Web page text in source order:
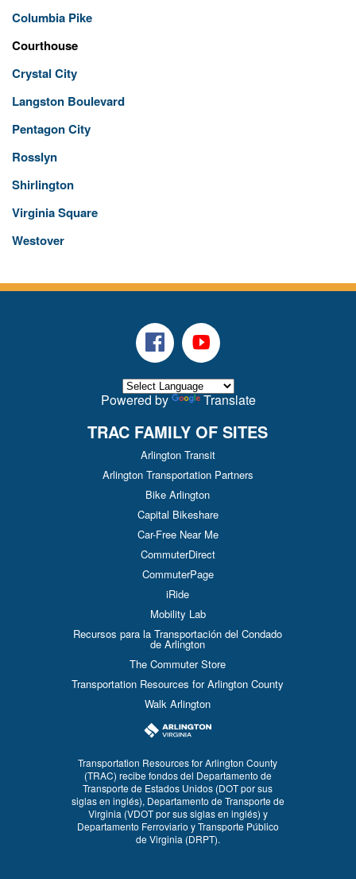
Columbia Pike
Courthouse
Crystal City
Langston Boulevard
Pentagon City
Rosslyn
Shirlington
Virginia Square
Westover
FacebookYoutube
Powered by Translate
TRAC FAMILY OF SITES
Arlington Transit
Arlington Transportation Partners
Bike Arlington
Capital Bikeshare
Car-Free Near Me
CommuterDirect
CommuterPage
iRide
Mobility Lab
Recursos para la Transportación del Condado
de Arlington
The Commuter Store
Transportation Resources for Arlington County
Walk Arlington
Transportation Resources for Arlington County
(TRAC) recibe fondos del Departamento de
Transporte de Estados Unidos (DOT por sus
siglas en inglés), Departamento de Transporte de
Virginia (VDOT por sus siglas en inglés) y
Departamento Ferroviario y Transporte Público
de Virginia (DRPT).